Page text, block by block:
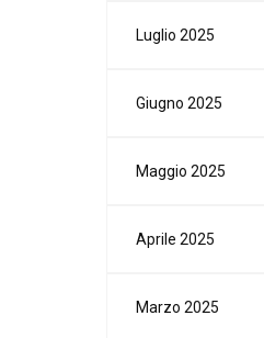
Luglio 2025
Giugno 2025
Maggio 2025
Aprile 2025
Marzo 2025